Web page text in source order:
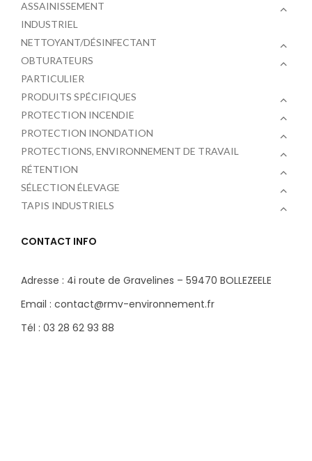
ASSAINISSEMENT
INDUSTRIEL
NETTOYANT/DÉSINFECTANT
OBTURATEURS
PARTICULIER
PRODUITS SPÉCIFIQUES
PROTECTION INCENDIE
PROTECTION INONDATION
PROTECTIONS, ENVIRONNEMENT DE TRAVAIL
RÉTENTION
SÉLECTION ÉLEVAGE
TAPIS INDUSTRIELS
CONTACT INFO
Adresse : 4i route de Gravelines – 59470 BOLLEZEELE
Email : contact@rmv-environnement.fr
Tél : 03 28 62 93 88